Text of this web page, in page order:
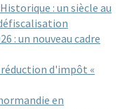
: un siècle au
: un nouveau cadre
d'impôt «
en